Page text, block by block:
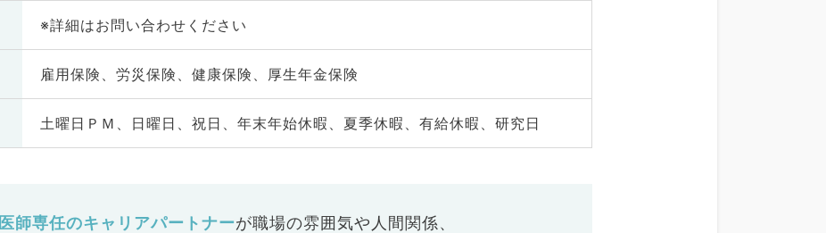
※詳細はお問い合わせください
雇用保険、労災保険、健康保険、厚生年金保険
土曜日ＰＭ、日曜日、祝日、年末年始休暇、夏季休暇、有給休暇、研究日
医師専任のキャリアパートナーが職場の雰囲気や人間関係、